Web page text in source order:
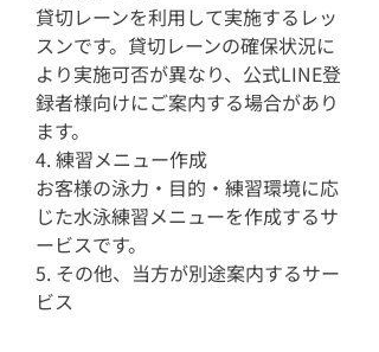
貸切レーンを利用して実施するレッ
スンです。貸切レーンの確保状況に
より実施可否が異なり、公式LINE登
録者様向けにご案内する場合があり
ます。
4. 練習メニュー作成
お客様の泳力・目的・練習環境に応
じた水泳練習メニューを作成するサ
ービスです。
5. その他、当方が別途案内するサー
ビス